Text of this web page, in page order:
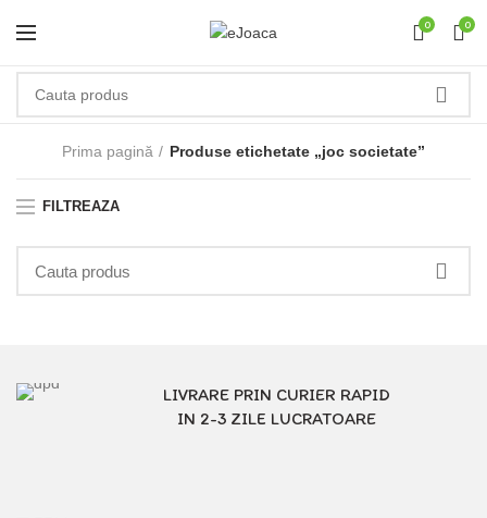
0 0
Prima pagină Produse etichetate „joc societate”
FILTREAZA
LIVRARE PRIN CURIER RAPID
IN 2-3 ZILE LUCRATOARE